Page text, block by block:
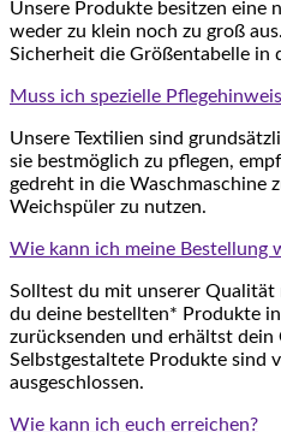
Unsere Produkte besitzen eine
weder zu klein noch zu groß
Sicherheit die Größentabelle in
Muss ich spezielle
Unsere Textilien sind
sie bestmöglich zu pflegen,
gedreht in die Waschmaschine
Weichspüler zu nutzen.
Wie kann ich meine Bestellung
Solltest du mit unserer
du deine bestellten* Produkte
zurücksenden und erhältst dein
Selbstgestaltete Produkte sind
ausgeschlossen.
Wie kann ich euch erreichen?